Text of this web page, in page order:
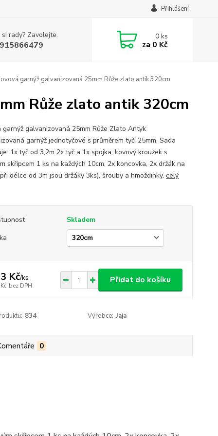
Přihlášení
rady? Zavolejte. 0ks
za 0 Kč
garnýž galvanizovaná 25mm Růže zlato antik 320cm
Růže zlato antik 320cm
garnýž galvanizovaná 25mm Růže Zlato Antyk
garnýž jednotyčové s průměrem tyči 25mm. Sada
1x tyč od 3,2m 2x tyč a 1x spojka, kovový kroužek s
skřipcem 1 ks na každých 10cm, 2x koncovka, 2x držák na
délce od 3m jsou držáky 3ks), šrouby a hmoždinky. celý
Skladem
Kč/ks
bez DPH
Přidat do košíku
834 Výrobce: Jaja
0